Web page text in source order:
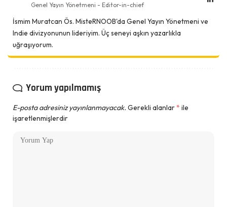
Genel Yayın Yönetmeni - Editor-in-chief
İsmim Muratcan Ös. MisteRNOOB'da Genel Yayın Yönetmeni ve
Indie divizyonunun lideriyim. Üç seneyi aşkın yazarlıkla
uğraşıyorum.
Yorum yapılmamış
E-posta adresiniz yayınlanmayacak. Gerekli alanlar* ile
işaretlenmişlerdir